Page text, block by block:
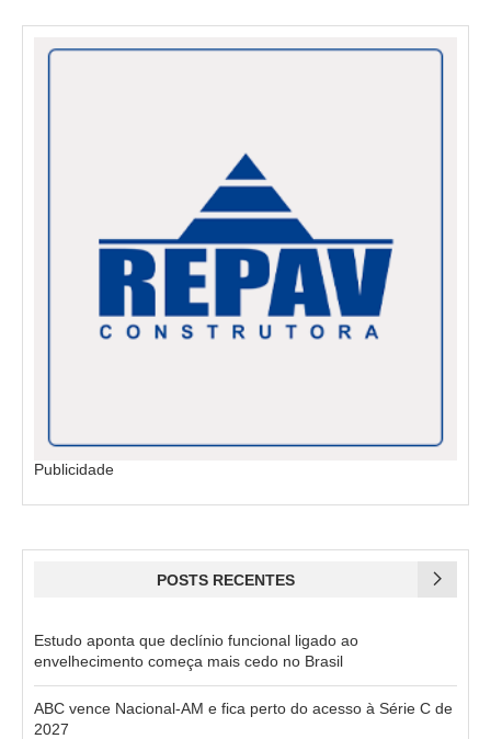
Publicidade
POSTS RECENTES
Estudo aponta que declínio funcional ligado ao
envelhecimento começa mais cedo no Brasil
ABC vence Nacional-AM e fica perto do acesso à Série C de
2027